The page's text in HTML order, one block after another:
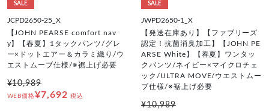
SALE
JCPD2650-25_X
【JOHN PEARSE comfort nav
y】【春夏】1タックパンツ/グレ
ー×ドットエアー＆カラミ織り/ウ
エストムーブ仕様/※裾上げ必要
¥10,989
WEB価格¥7,692 税込
SALE
JWPD2650-1_X
【発送在庫あり】【ファブリーズ
認定！抗菌消臭加工】【JOHN PE
ARSE White】【春夏】ワンタッ
クパンツ/ネイビー×マイクロチェ
ック/ULTRA MOVE/ウエストムー
ブ仕様/※裾上げ必要
¥10,989